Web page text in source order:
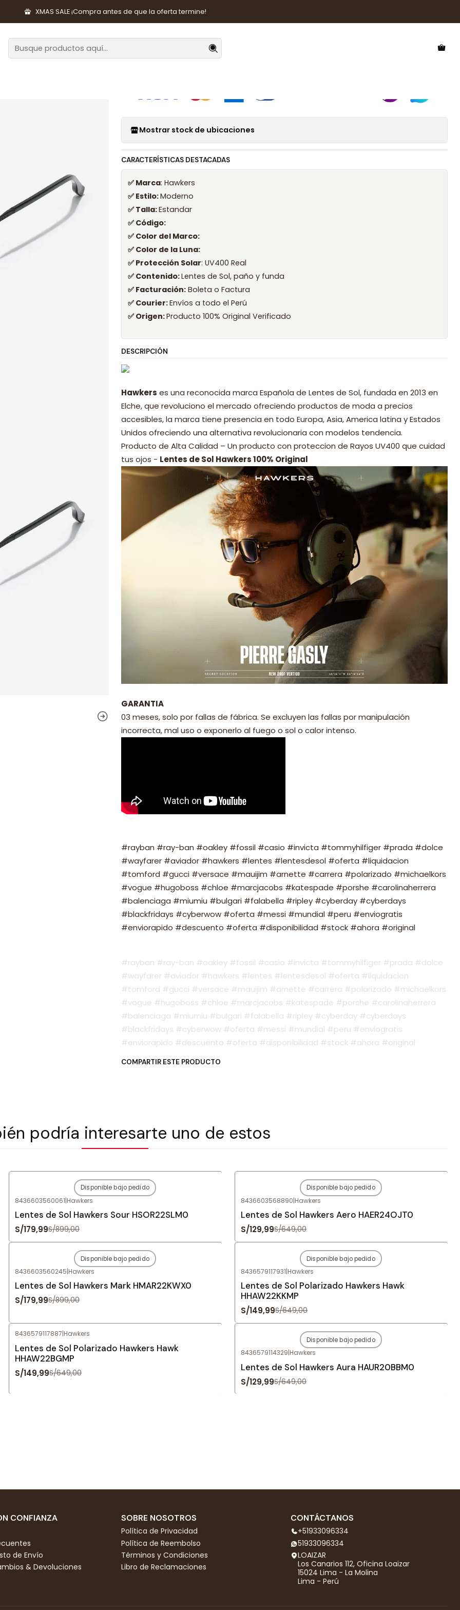
XMAS SALE ¡Compra antes de que la oferta termine!
de Moda Lentes y Accesorios Lentes de Sol Lentes de Sol Hawkers Sour HSOR22BBM0
Lentes de Sol Hawkers Sour HSOR22BBM0
Mostrar stock de ubicaciones
CARACTERÍSTICAS DESTACADAS
✅ Marca: Hawkers
✅ Estilo:Moderno
✅ Talla:Estandar
✅ Código:
✅ Color del Marco:
✅ Color de la Luna:
✅ Protección Solar: UV400 Real
✅ Contenido:Lentes de Sol, paño y funda
✅ Facturación: Boleta o Factura
✅ Courier:Envíos a todo el Perú
✅ Origen:Producto 100% Original Verificado
DESCRIPCIÓN
Hawkers es una reconocida marca Española de Lentes de Sol, fundada en 2013 en
Elche, que revoluciono el mercado ofreciendo productos de moda a precios
accesibles, la marca tiene presencia en todo Europa, Asia, America latina y Estados
Unidos ofreciendo una alternativa revolucionaria con modelos tendencia.
Producto de Alta Calidad – Un producto con proteccion de Rayos UV400 que cuidad
tus ojos - Lentes de Sol Hawkers 100% Original
GARANTIA
03 meses, solo por fallas de fábrica. Se excluyen las fallas por manipulación
incorrecta, mal uso o exponerlo al fuego o sol o calor intenso.
#rayban #ray-ban #oakley #fossil #casio #invicta #tommyhilfiger #prada #dolce
#wayfarer #aviador #hawkers #lentes #lentesdesol #oferta #liquidacion
#tomford #gucci #versace #mauijim #arnette #carrera #polarizado #michaelkors
#vogue #hugoboss #chloe #marcjacobs #katespade #porshe #carolinaherrera
#balenciaga #miumiu #bulgari #falabella #ripley #cyberday #cyberdays
#blackfridays #cyberwow #oferta #messi #mundial #peru #enviogratis
#enviorapido #descuento #oferta #disponibilidad #stock #ahora #original
#rayban #ray-ban #oakley #fossil #casio #invicta #tommyhilfiger #prada #dolce
#wayfarer #aviador #hawkers #lentes #lentesdesol #oferta #liquidacion
#tomford #gucci #versace #mauijim #arnette #carrera #polarizado #michaelkors
#vogue #hugoboss #chloe #marcjacobs #katespade #porshe #carolinaherrera
#balenciaga #miumiu #bulgari #falabella #ripley #cyberday #cyberdays
#blackfridays #cyberwow #oferta #messi #mundial #peru #enviogratis
#enviorapido #descuento #oferta #disponibilidad #stock #ahora #original
COMPARTIR ESTE PRODUCTO
podría interesarte uno de estos
Agotado
Disponible bajo pedido
8436603560061|Hawkers
Lentes de Sol Hawkers Sour HSOR22SLM0
S/179,99S/899,00
Agotado
Disponible bajo pedido
8436603568890|Hawkers
Lentes de Sol Hawkers Aero HAER24OJT0
S/129,99S/649,00
Agotado
Disponible bajo pedido
8436603560245|Hawkers
Lentes de Sol Hawkers Mark HMAR22KWX0
S/179,99S/899,00
Agotado
Disponible bajo pedido
8436579117931|Hawkers
Lentes de Sol Polarizado Hawkers Hawk
HHAW22KKMP
S/149,99S/649,00
8436579117887|Hawkers
Lentes de Sol Polarizado Hawkers Hawk
HHAW22BGMP
S/149,99S/649,00
Agotado
Disponible bajo pedido
8436579114329|Hawkers
Lentes de Sol Hawkers Aura HAUR20BBM0
S/129,99S/649,00
CONFIANZA
de Envío
& Devoluciones
SOBRE NOSOTROS
Política de Privacidad
Política de Reembolso
Términos y Condiciones
Libro de Reclamaciones
CONTÁCTANOS
+51933096334
51933096334
LOAIZAR
Los Canarios 112, Oficina Loaizar
15024 Lima - La Molina
Lima - Perú